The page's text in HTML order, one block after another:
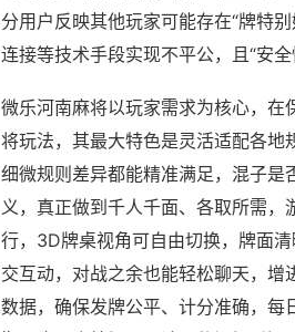
分用户反映其他玩家可能存在“牌特
连接等技术手段实现不平公，且“安全
微乐河南麻将以玩家需求为核心，
将玩法，其最大特色是灵活适配各
细微规则差异都能精准满足，混子
义，真正做到千人千面、各取所需
行，3D牌桌视角可自由切换，牌面
交互动，对战之余也能轻松聊天，
数据，确保发牌公平、计分准确，